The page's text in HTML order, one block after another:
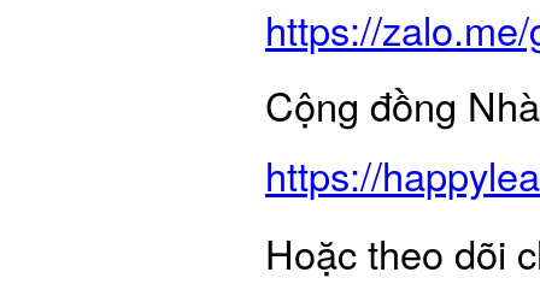
https://
Cộng đồng
https://
Hoặc theo dõi